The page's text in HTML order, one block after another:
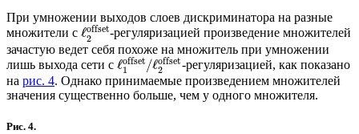
При умножении выходов слоев дискриминатора на разные
множители с ℓoffset
2
-регуляризацией произведение множителей
зачастую ведет себя похоже на множитель при умножении
лишь выхода сети с ℓoffset
1 /ℓoffset
2
-регуляризацией, как показано
на рис. 4. Однако принимаемые произведением множителей
значения существенно больше, чем у одного множителя.
Рис. 4.